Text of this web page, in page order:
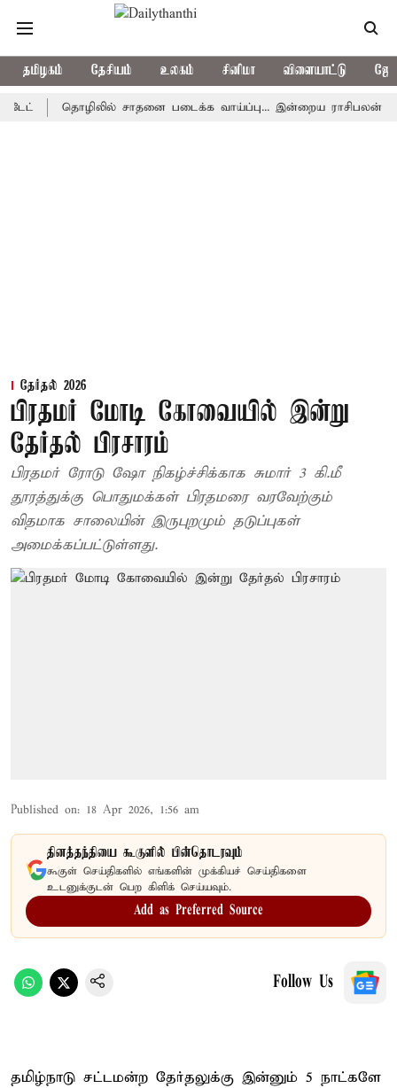
தமிழகம் தேசியம் உலகம் சினிமா விளையாட்டு
தொழிலில் சாதனை படைக்க வாய்ப்பு... இன்றைய ராசிபலன் 08.08.2026
தேர்தல் 2026
பிரதமர் மோடி கோவையில் இன்று
தேர்தல் பிரசாரம்
பிரதமர் ரோடு ஷோ நிகழ்ச்சிக்காக சுமார் 3 கி.மீ
தூரத்துக்கு பொதுமக்கள் பிரதமரை வரவேற்கும்
விதமாக சாலையின் இருபுறமும் தடுப்புகள்
அமைக்கப்பட்டுள்ளது.
Published on: 18 Apr 2026, 1:56 am
தினத்தந்தியை கூகுளில் பின்தொடரவும்
கூகுள் செய்திகளில் எங்களின் முக்கியச் செய்திகளை
உடனுக்குடன் பெற கிளிக் செய்யவும்.
Add as Preferred Source
Follow Us
தமிழ்நாடு சட்டமன்ற தேர்தலுக்கு இன்னும் 5 நாட்களே